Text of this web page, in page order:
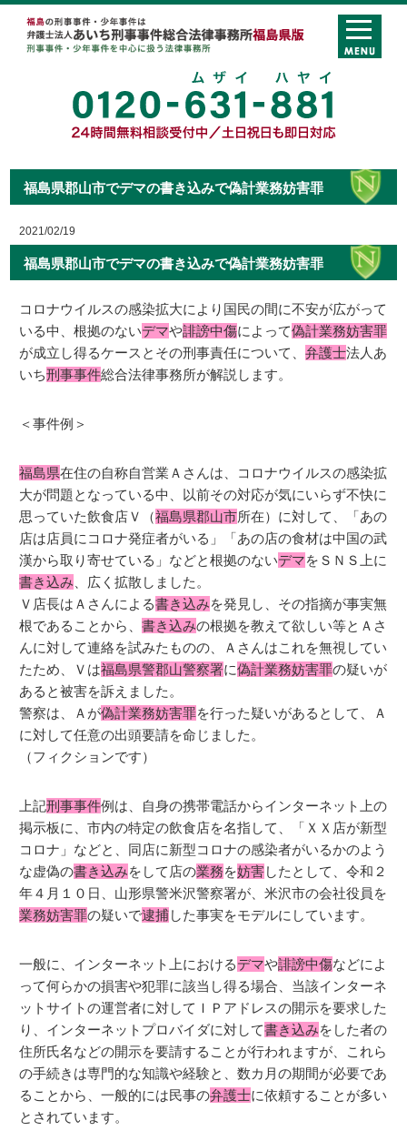
福島県郡山市でデマの書き込みで偽計業務妨害罪
2021/02/19
福島県郡山市でデマの書き込みで偽計業務妨害罪
コロナウイルスの感染拡大により国民の間に不安が広がって
いる中、根拠のないデマや誹謗中傷によって偽計業務妨害罪
が成立し得るケースとその刑事責任について、弁護士法人あ
いち刑事事件総合法律事務所が解説します。
＜事件例＞
福島県在住の自称自営業Ａさんは、コロナウイルスの感染拡
大が問題となっている中、以前その対応が気にいらず不快に
思っていた飲食店Ｖ（福島県郡山市所在）に対して、「あの
店は店員にコロナ発症者がいる」「あの店の食材は中国の武
漢から取り寄せている」などと根拠のないデマをＳＮＳ上に
書き込み 、広く拡散しました。
Ｖ店長はＡさんによる書き込みを発見し、その指摘が事実無
根であることから、書き込みの根拠を教えて欲しい等とＡさ
んに対して連絡を試みたものの、Ａさんはこれを無視してい
たため、Ｖは福島県警郡山警察署に偽計業務妨害罪の疑いが
あると被害を訴えました。
警察は、Ａが偽計業務妨害罪を行った疑いがあるとして、Ａ
に対して任意の出頭要請を命じました。
（フィクションです）
上記刑事事件例は、自身の携帯電話からインターネット上の
掲示板に、市内の特定の飲食店を名指して、「ＸＸ店が新型
コロナ」などと、同店に新型コロナの感染者がいるかのよう
な虚偽の書き込みをして店の業務を妨害したとして、令和２
年４月１０日、山形県警米沢警察署が、米沢市の会社役員を
業務妨害罪の疑いで逮捕した事実をモデルにしています。
一般に、インターネット上におけるデマや誹謗中傷などによ
って何らかの損害や犯罪に該当し得る場合、当該インターネ
ットサイトの運営者に対してＩＰアドレスの開示を要求した
り、インターネットプロバイダに対して書き込みをした者の
住所氏名などの開示を要請することが行われますが、これら
の手続きは専門的な知識や経験と、数カ月の期間が必要であ
ることから、一般的には民事の弁護士に依頼することが多い
とされています。